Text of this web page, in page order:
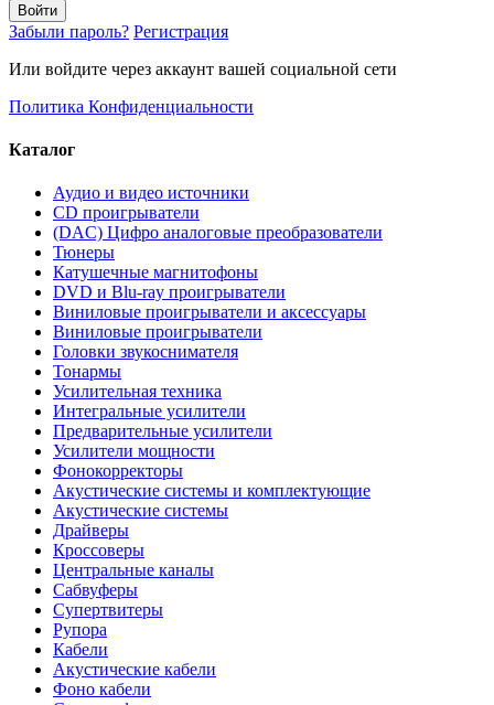
Войти
Забыли пароль? Регистрация
Или войдите через аккаунт вашей социальной сети
Политика Конфиденциальности
Каталог
Аудио и видео источники
CD проигрыватели
(DAC) Цифро аналоговые преобразователи
Тюнеры
Катушечные магнитофоны
DVD и Blu-ray проигрыватели
Виниловые проигрыватели и аксессуары
Виниловые проигрыватели
Головки звукоснимателя
Тонармы
Усилительная техника
Интегральные усилители
Предварительные усилители
Усилители мощности
Фонокорректоры
Акустические системы и комплектующие
Акустические системы
Драйверы
Кроссоверы
Центральные каналы
Сабвуферы
Супертвитеры
Рупора
Кабели
Акустические кабели
Фоно кабели